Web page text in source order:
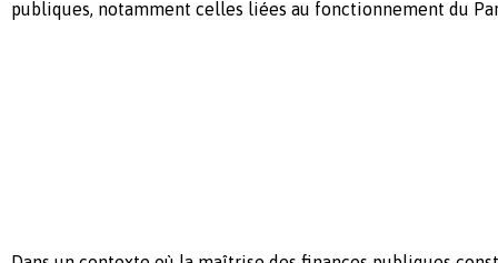
publiques, notamment celles liées au fonctionnement du